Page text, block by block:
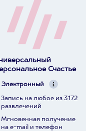
Счастье
Электронный
Запись на любое из 3172
развлечений
Мгновенная получение
на e-mail и телефон